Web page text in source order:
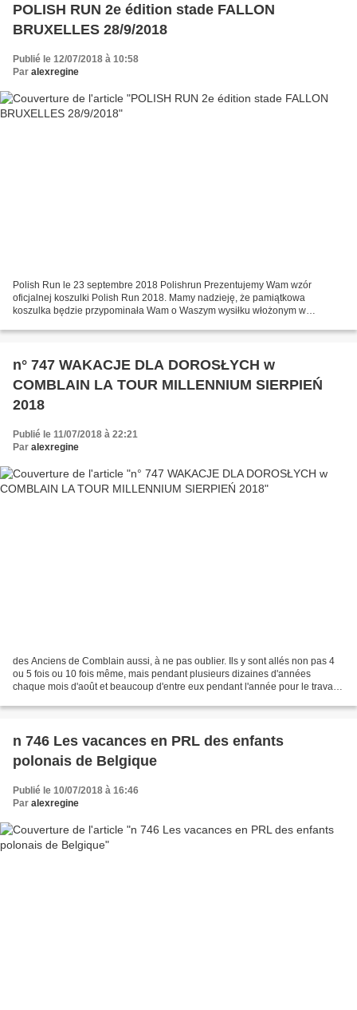
POLISH RUN 2e édition stade FALLON
BRUXELLES 28/9/2018
Publié le 12/07/2018 à 10:58
Par alexregine
Polish Run le 23 septembre 2018 Polishrun Prezentujemy Wam wzór
oficjalnej koszulki Polish Run 2018. Mamy nadzieję, że pamiątkowa
koszulka będzie przypominała Wam o Waszym wysiłku włożonym w
n° 747 WAKACJE DLA DOROSŁYCH w
COMBLAIN LA TOUR MILLENNIUM SIERPIEŃ
2018
Publié le 11/07/2018 à 22:21
Par alexregine
des Anciens de Comblain aussi, à ne pas oublier. Ils y sont allés non pas 4
ou 5 fois ou 10 fois même, mais pendant plusieurs dizaines d'années
chaque mois d'août et beaucoup d'entre eux pendant l'année pour le travail
n 746 Les vacances en PRL des enfants
polonais de Belgique
Publié le 10/07/2018 à 16:46
Par alexregine